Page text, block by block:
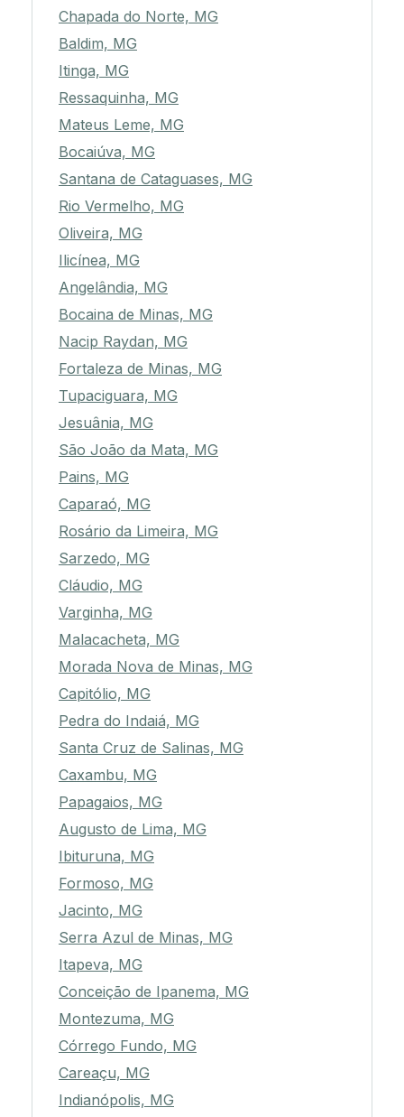
Chapada do Norte, MG
Baldim, MG
Itinga, MG
Ressaquinha, MG
Mateus Leme, MG
Bocaiúva, MG
Santana de Cataguases, MG
Rio Vermelho, MG
Oliveira, MG
Ilicínea, MG
Angelândia, MG
Bocaina de Minas, MG
Nacip Raydan, MG
Fortaleza de Minas, MG
Tupaciguara, MG
Jesuânia, MG
São João da Mata, MG
Pains, MG
Caparaó, MG
Rosário da Limeira, MG
Sarzedo, MG
Cláudio, MG
Varginha, MG
Malacacheta, MG
Morada Nova de Minas, MG
Capitólio, MG
Pedra do Indaiá, MG
Santa Cruz de Salinas, MG
Caxambu, MG
Papagaios, MG
Augusto de Lima, MG
Ibituruna, MG
Formoso, MG
Jacinto, MG
Serra Azul de Minas, MG
Itapeva, MG
Conceição de Ipanema, MG
Montezuma, MG
Córrego Fundo, MG
Careaçu, MG
Indianópolis, MG